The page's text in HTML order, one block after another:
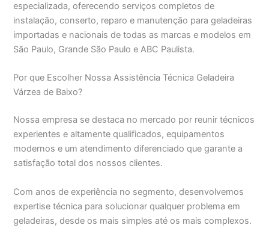
especializada, oferecendo serviços completos de
instalação, conserto, reparo e manutenção para geladeiras
importadas e nacionais de todas as marcas e modelos em
São Paulo, Grande São Paulo e ABC Paulista.
Por que Escolher Nossa Assistência Técnica Geladeira
Várzea de Baixo?
Nossa empresa se destaca no mercado por reunir técnicos
experientes e altamente qualificados, equipamentos
modernos e um atendimento diferenciado que garante a
satisfação total dos nossos clientes.
Com anos de experiência no segmento, desenvolvemos
expertise técnica para solucionar qualquer problema em
geladeiras, desde os mais simples até os mais complexos.